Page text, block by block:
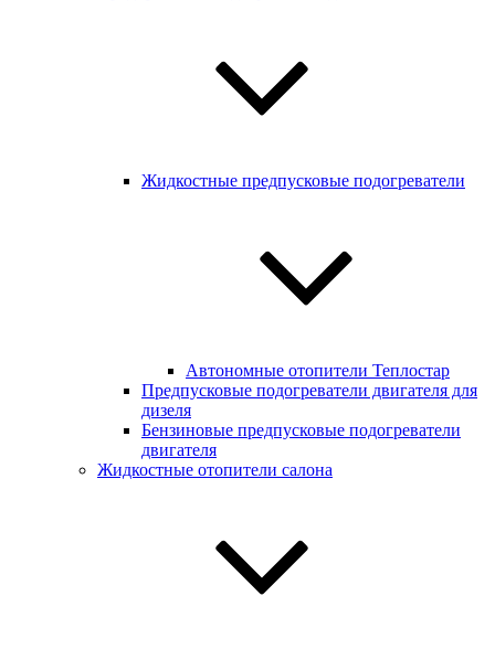
Жидкостные предпусковые подогреватели
Автономные отопители Теплостар
Предпусковые подогреватели двигателя для
дизеля
Бензиновые предпусковые подогреватели
двигателя
Жидкостные отопители салона